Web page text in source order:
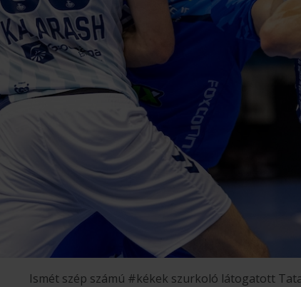
Ismét szép számú #kékek szurkoló látogatott